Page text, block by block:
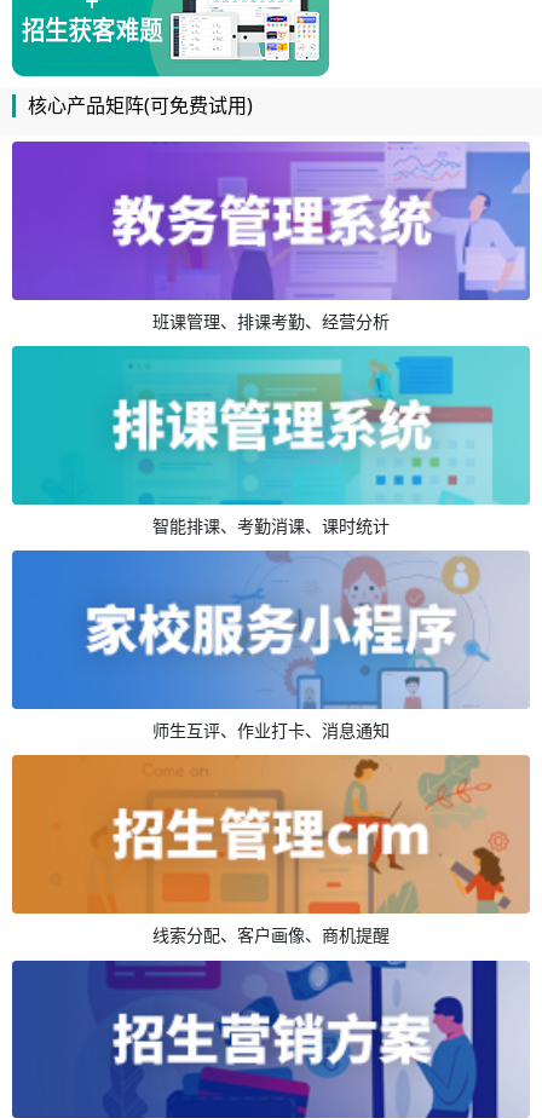
核心产品矩阵(可免费试用)
班课管理、排课考勤、经营分析
智能排课、考勤消课、课时统计
师生互评、作业打卡、消息通知
线索分配、客户画像、商机提醒